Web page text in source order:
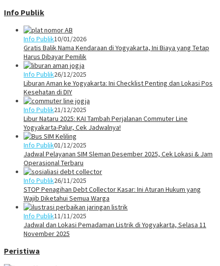
Info Publik
Info Publik10/01/2026
Gratis Balik Nama Kendaraan di Yogyakarta, Ini Biaya yang Tetap
Harus Dibayar Pemilik
Info Publik26/12/2025
Liburan Aman ke Yogyakarta: Ini Checklist Penting dan Lokasi Pos
Kesehatan di DIY
Info Publik21/12/2025
Libur Nataru 2025: KAI Tambah Perjalanan Commuter Line
Yogyakarta-Palur, Cek Jadwalnya!
Info Publik01/12/2025
Jadwal Pelayanan SIM Sleman Desember 2025, Cek Lokasi & Jam
Operasional Terbaru
Info Publik26/11/2025
STOP Penagihan Debt Collector Kasar: Ini Aturan Hukum yang
Wajib Diketahui Semua Warga
Info Publik11/11/2025
Jadwal dan Lokasi Pemadaman Listrik di Yogyakarta, Selasa 11
November 2025
Peristiwa